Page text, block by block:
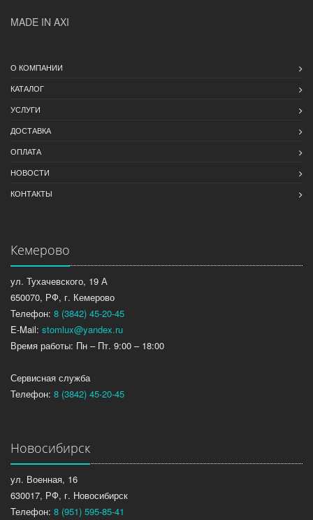
MADE IN AXI
О КОМПАНИИ
КАТАЛОГ
УСЛУГИ
ДОСТАВКА
ОПЛАТА
НОВОСТИ
КОНТАКТЫ
Кемерово
ул. Тухачевского, 19 А
650070, РФ, г. Кемерово
Телефон: 8 (3842) 45-20-45
E-Mail: stomlux@yandex.ru
Время работы: Пн – Пт. 9:00 – 18:00
Сервисная служба
Телефон: 8 (3842) 45-20-45
Новосибирск
ул. Военная, 16
630017, РФ, г. Новосибирск
Телефон: 8 (951) 595-85-41